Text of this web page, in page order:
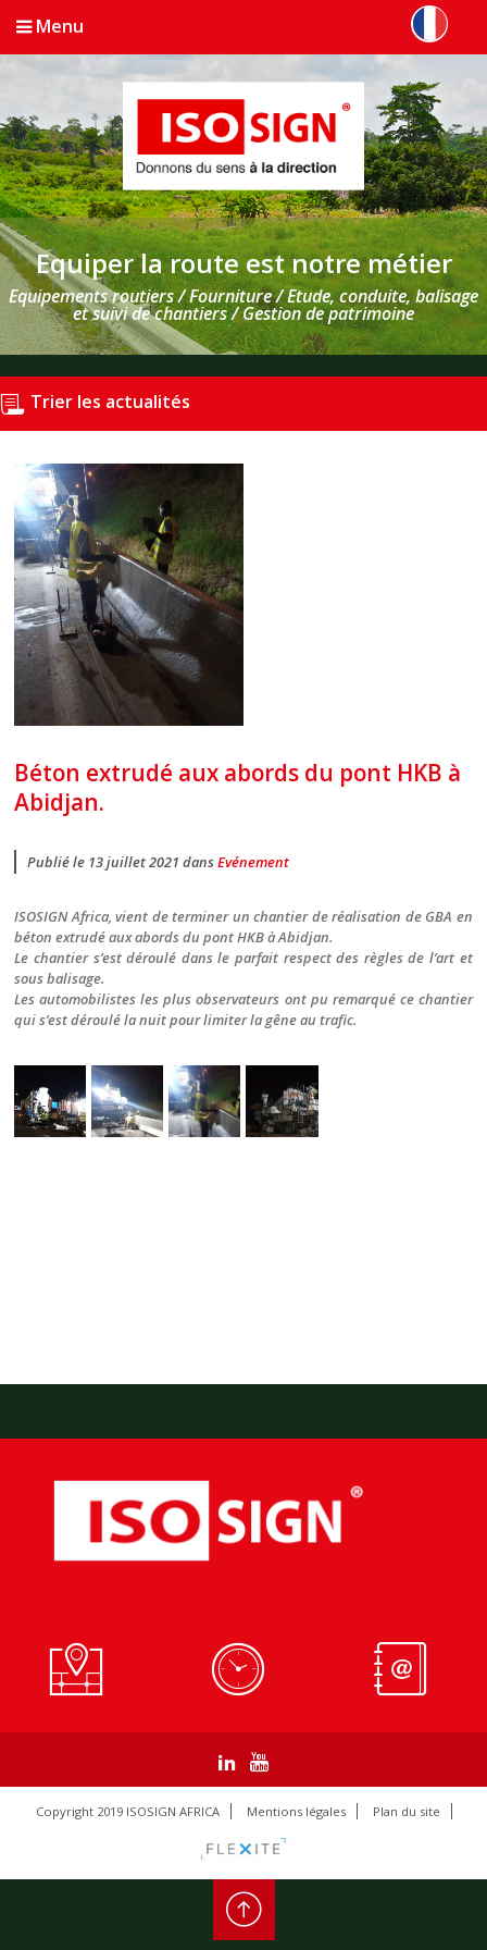
Menu
Equiper la route est notre métier
Equipements routiers / Fourniture / Etude, conduite, balisage
et suivi de chantiers / Gestion de patrimoine
Trier les actualités
Béton extrudé aux abords du pont HKB à
Abidjan.
Publié le 13 juillet 2021 dansEvénement
ISOSIGN Africa, vient de terminer un chantier de réalisation de GBA en
béton extrudé aux abords du pont HKB à Abidjan.
Le chantier s’est déroulé dans le parfait respect des règles de l’art et
sous balisage.
Les automobilistes les plus observateurs ont pu remarqué ce chantier
qui s’est déroulé la nuit pour limiter la gêne au trafic.
Copyright 2019 ISOSIGN AFRICA Mentions légales Plan du site